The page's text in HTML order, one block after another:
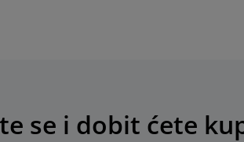
se i dobit ćete